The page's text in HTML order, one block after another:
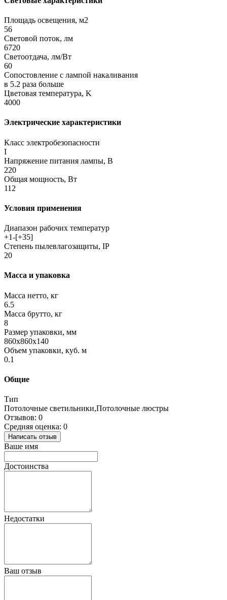
Площадь освещения, м2
56
Световой поток, лм
6720
Светоотдача, лм/Вт
60
Сопостовление с лампой накаливания
в 5.2 раза больше
Цветовая температура, K
4000
Электрические характеристики
Класс электробезопасности
I
Напряжение питания лампы, В
220
Общая мощность, Вт
112
Условия применения
Диапазон рабочих температур
+1-[+35]
Степень пылевлагозащиты, IP
20
Масса и упаковка
Масса нетто, кг
6.5
Масса брутто, кг
8
Размер упаковки, мм
860x860x140
Объем упаковки, куб. м
0.1
Общие
Тип
Потолочные светильники,Потолочные люстры
Отзывов: 0
Средняя оценка: 0
Написать отзыв
Ваше имя
Достоинства
Недостатки
Ваш отзыв